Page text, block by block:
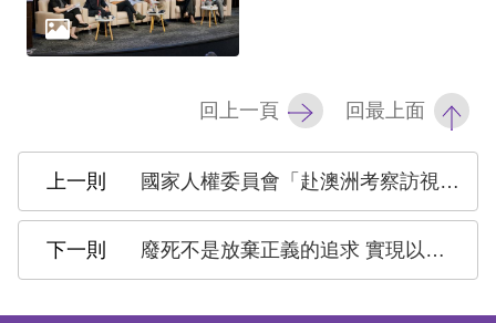
網
站
回上一頁 回最上面
國家人權委員會「赴澳洲考察訪視國家人權機構團體」出國報告
廢死不是放棄正義的追求 實現以「被害者家屬」為核心的修復式正義